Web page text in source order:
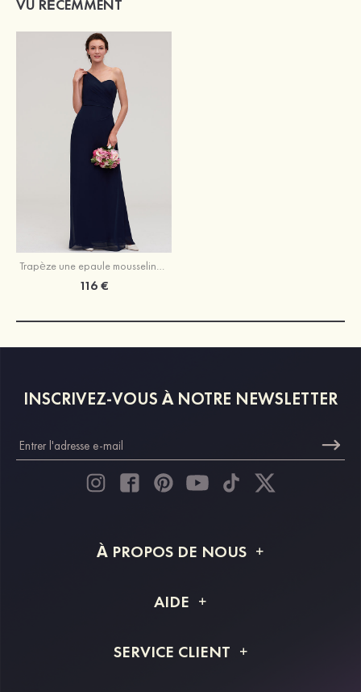
VU RÉCEMMENT
Trapèze une epaule mousseline longueur ras du sol robe de demoiselle d'honneur bleu marine foncé
116 €
INSCRIVEZ-VOUS À NOTRE NEWSLETTER
À PROPOS DE NOUS
Livraison
AIDE
Retour et remboursement
SERVICE CLIENT